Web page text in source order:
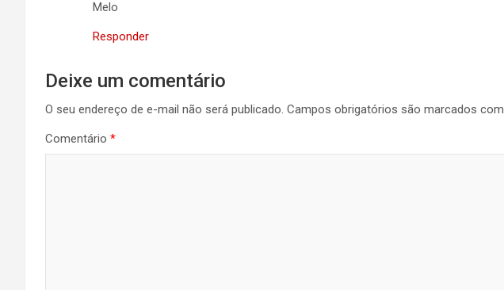
Melo
Responder
Deixe um comentário
O seu endereço de e-mail não será publicado. Campos obrigatórios são marcados com
Comentário *